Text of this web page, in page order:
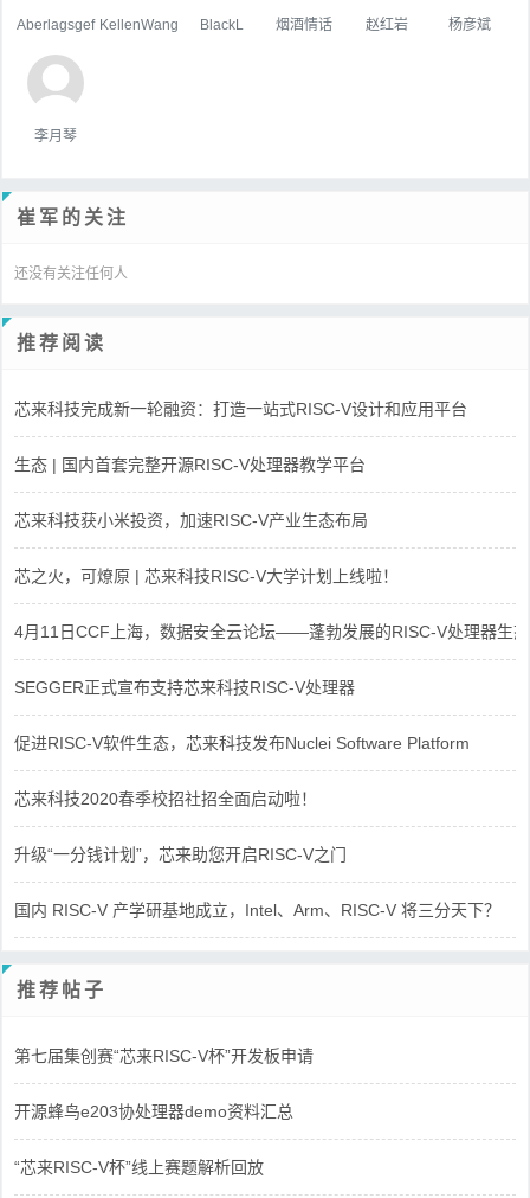
Aberlagsgef KellenWang BlackL 烟酒情话 赵红岩 杨彦斌
李月琴
崔军的关注
还没有关注任何人
推荐阅读
芯来科技完成新一轮融资：打造一站式RISC-V设计和应用平台
生态 | 国内首套完整开源RISC-V处理器教学平台
芯来科技获小米投资，加速RISC-V产业生态布局
芯之火，可燎原 | 芯来科技RISC-V大学计划上线啦！
4月11日CCF上海，数据安全云论坛——蓬勃发展的RISC-V处理器生态
SEGGER正式宣布支持芯来科技RISC-V处理器
促进RISC-V软件生态，芯来科技发布Nuclei Software Platform
芯来科技2020春季校招社招全面启动啦！
升级“一分钱计划”，芯来助您开启RISC-V之门
国内 RISC-V 产学研基地成立，Intel、Arm、RISC-V 将三分天下？
推荐帖子
第七届集创赛“芯来RISC-V杯”开发板申请
开源蜂鸟e203协处理器demo资料汇总
“芯来RISC-V杯”线上赛题解析回放